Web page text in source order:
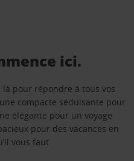
ici.
là pour répondre à tous vos
compacte séduisante pour
élégante pour un voyage
pour des vacances en
vous faut.